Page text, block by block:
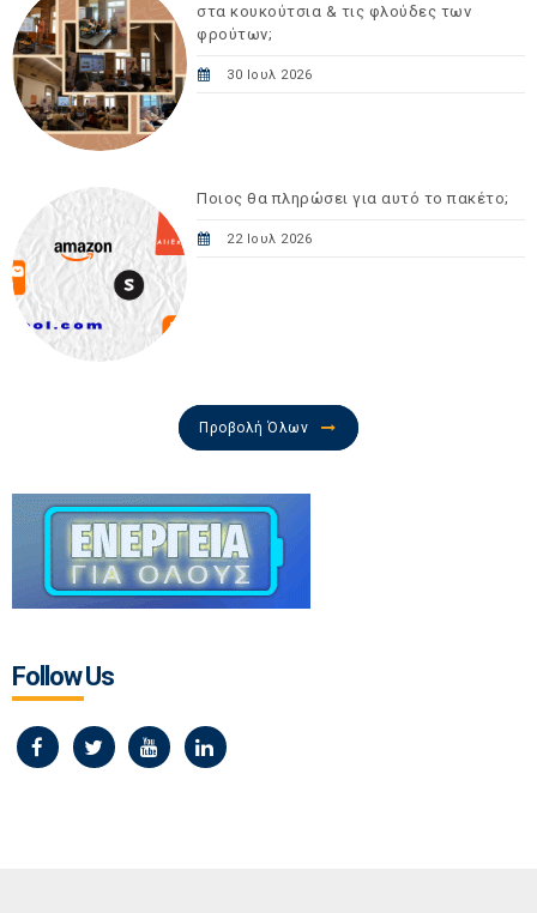
στα κουκούτσια & τις φλούδες των
φρούτων;
30 Ιουλ 2026
Ποιος θα πληρώσει για αυτό το πακέτο;
22 Ιουλ 2026
Προβολή Όλων
Follow Us